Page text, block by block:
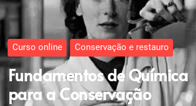
Curso online Conservação e restauro
Fundamentos de Química
para a Conservação